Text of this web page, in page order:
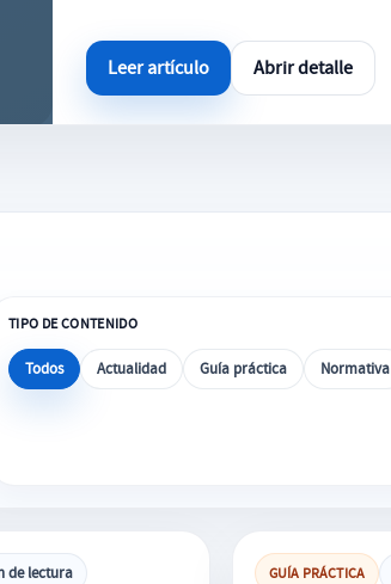
Leer artículo Abrir detalle
TIPO DE CONTENIDO
Todos Actualidad Guía práctica Normativa
de lectura GUÍA PRÁCTICA